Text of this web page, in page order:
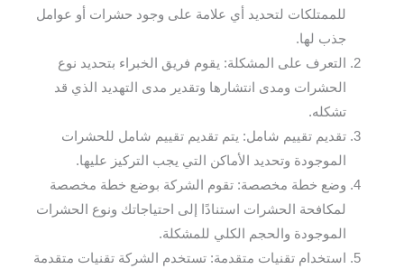
للممتلكات لتحديد أي علامة على وجود حشرات أو عوامل
جذب لها.
التعرف على المشكلة: يقوم فريق الخبراء بتحديد نوع
الحشرات ومدى انتشارها وتقدير مدى التهديد الذي قد
تشكله.
تقديم تقييم شامل: يتم تقديم تقييم شامل للحشرات
الموجودة وتحديد الأماكن التي يجب التركيز عليها.
وضع خطة مخصصة: تقوم الشركة بوضع خطة مخصصة
لمكافحة الحشرات استنادًا إلى احتياجاتك ونوع الحشرات
الموجودة والحجم الكلي للمشكلة.
استخدام تقنيات متقدمة: تستخدم الشركة تقنيات متقدمة